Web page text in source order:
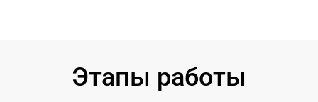
Этапы работы